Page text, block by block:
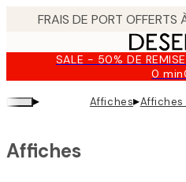
content.SALE - 50% DE
0 min
:
▸ Affiches▸
Affiches